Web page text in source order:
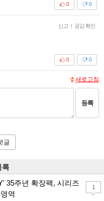
0
0
신고 | 공감 확인
0
0
새로고침
등록
글
록
35주년 확장팩, 시리즈
역
1